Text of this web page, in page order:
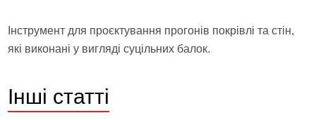
Інструмент для проєктування прогонів покрівлі та стін,
які виконані у вигляді суцільних балок.
Інші статті